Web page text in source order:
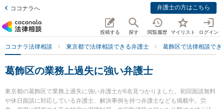
ココナラへ 弁護士の方はこちら
投稿する 探す 閲覧履歴 マイリスト ログイン
ココナラ法律相談 東京都で法律相談できる弁護士 葛飾区で法律相談で
葛飾区の業務上過失に強い弁護士
東京都の葛飾区で業務上過失に強い弁護士が6名見つかりました。初回面談無料
や休日面談に対応している弁護士、解決事例を持つ弁護士なども掲載中。労